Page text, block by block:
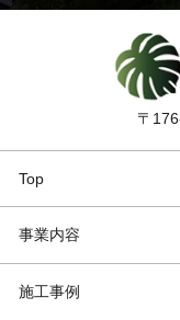
〒
Top
事業内容
施工事例